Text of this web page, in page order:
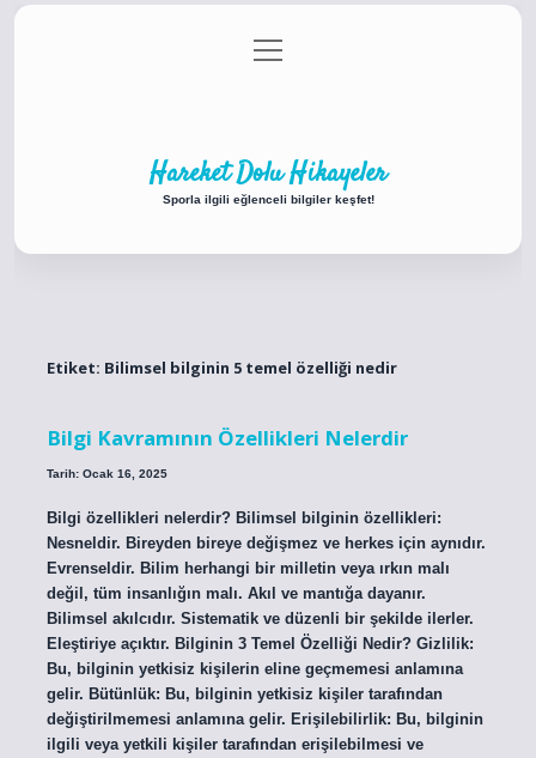
Gizlilik Politikası
menüyü
aç
Hareket Dolu Hikayeler
Sporla ilgili eğlenceli bilgiler keşfet!
Etiket: Bilimsel bilginin 5 temel özelliği nedir
Bilgi Kavramının Özellikleri Nelerdir
Tarih: Ocak 16, 2025
Bilgi özellikleri nelerdir? Bilimsel bilginin özellikleri:
Nesneldir. Bireyden bireye değişmez ve herkes için aynıdır.
Evrenseldir. Bilim herhangi bir milletin veya ırkın malı
değil, tüm insanlığın malı. Akıl ve mantığa dayanır.
Bilimsel akılcıdır. Sistematik ve düzenli bir şekilde ilerler.
Eleştiriye açıktır. Bilginin 3 Temel Özelliği Nedir? Gizlilik:
Bu, bilginin yetkisiz kişilerin eline geçmemesi anlamına
gelir. Bütünlük: Bu, bilginin yetkisiz kişiler tarafından
değiştirilmemesi anlamına gelir. Erişilebilirlik: Bu, bilginin
ilgili veya yetkili kişiler tarafından erişilebilmesi ve